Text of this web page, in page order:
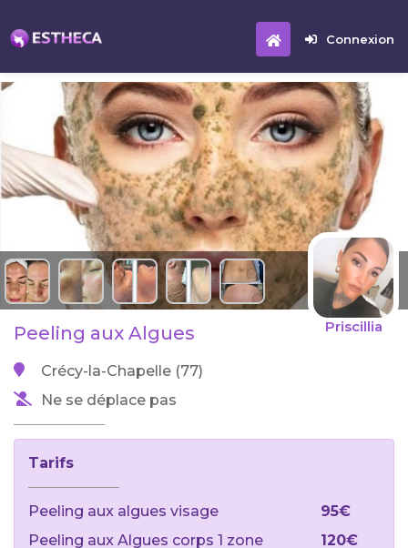
Connexion
Priscillia
Peeling aux Algues
Crécy-la-Chapelle (77)
Ne se déplace pas
Tarifs
Peeling aux algues visage
95€
Peeling aux Algues corps 1 zone
120€